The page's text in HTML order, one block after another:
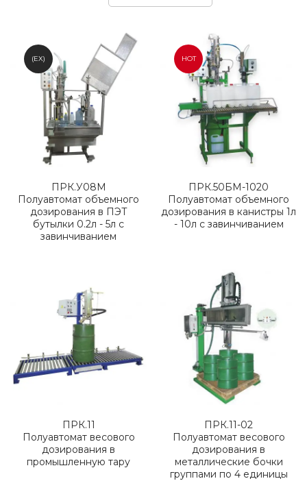
(EX)
ПРК.У08М
Полуавтомат объемного
дозирования в ПЭТ
бутылки 0.2л - 5л с
завинчиванием
HOT
ПРК.50БМ-1020
Полуавтомат объемного
дозирования в канистры 1л
- 10л с завинчиванием
ПРК.11
Полуавтомат весового
дозирования в
промышленную тару
ПРК.11-02
Полуавтомат весового
дозирования в
металлические бочки
группами по 4 единицы